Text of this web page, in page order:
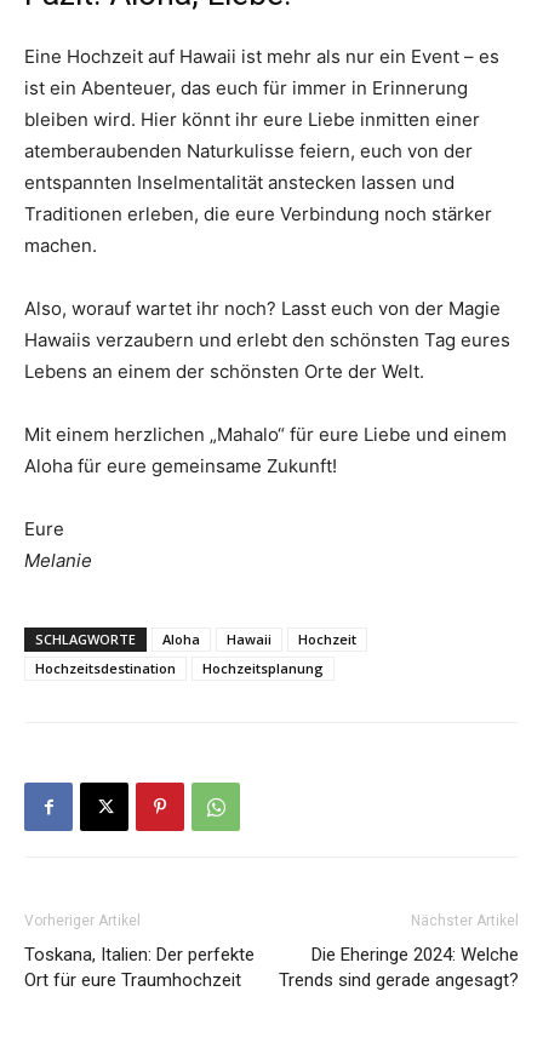
Eine Hochzeit auf Hawaii ist mehr als nur ein Event – es
ist ein Abenteuer, das euch für immer in Erinnerung
bleiben wird. Hier könnt ihr eure Liebe inmitten einer
atemberaubenden Naturkulisse feiern, euch von der
entspannten Inselmentalität anstecken lassen und
Traditionen erleben, die eure Verbindung noch stärker
machen.
Also, worauf wartet ihr noch? Lasst euch von der Magie
Hawaiis verzaubern und erlebt den schönsten Tag eures
Lebens an einem der schönsten Orte der Welt.
Mit einem herzlichen „Mahalo“ für eure Liebe und einem
Aloha für eure gemeinsame Zukunft!
Eure
Melanie
SCHLAGWORTE Aloha Hawaii
Hochzeit
Hochzeitsdestination
Hochzeitsplanung
Vorheriger Artikel
Toskana, Italien: Der perfekte
Ort für eure Traumhochzeit
Nächster Artikel
Die Eheringe 2024: Welche
Trends sind gerade angesagt?